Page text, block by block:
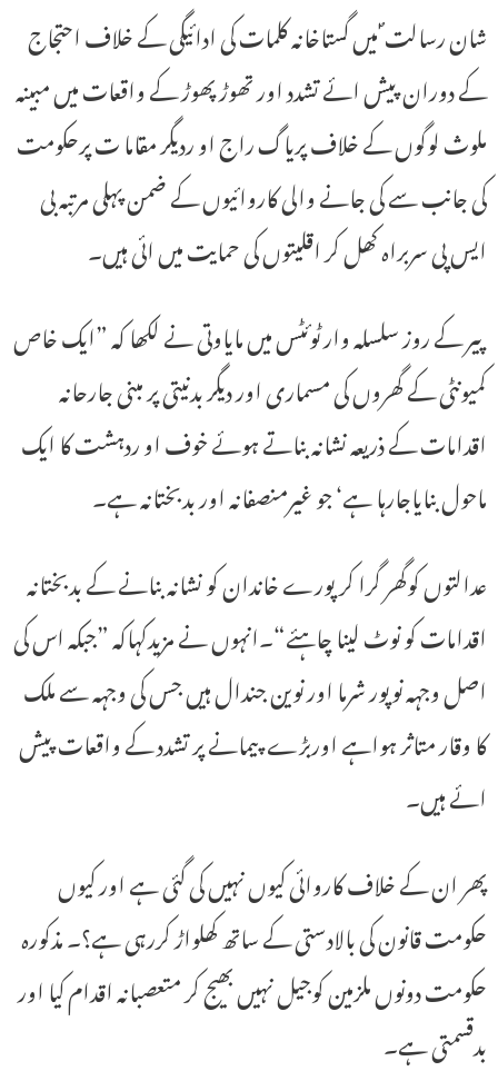
شان رسالت ؐ میں گستاخانہ کلمات کی ادائیگی کے خلاف احتجاج
کے دوران پیش ائے تشدد اور تھوڑ پھوڑ کے واقعات میں مبینہ
ملوث لوگوں کے خلاف پریاگ راج او ردیگر مقاما ت پرحکومت
کی جانب سے کی جانے والی کاروائیوں کے ضمن پہلی مرتبہ بی
ایس پی سربراہ کھل کر اقلیتوں کی حمایت میں ائی ہیں۔
پیر کے روز سلسلہ وار ٹوئٹس میں مایاوتی نے لکھا کہ ”ایک خاص
کمیونٹی کے گھروں کی مسماری اور دیگر بدنیتی پر مبنی جارحانہ
اقدامات کے ذریعہ نشانہ بناتے ہوئے خوف او ردہشت کا ایک
ماحول بنایاجارہا ہے‘ جو غیرمنصفانہ اور بدبختانہ ہے۔
عدالتوں کوگھر گرا کرپورے خاندان کو نشانہ بنانے کے بدبختانہ
اقدامات کو نوٹ لینا چاہئے“۔انہوں نے مزیدکہاکہ ”جبکہ اس کی
اصل وجہہ نوپور شرما اور نوین جندال ہیں جس کی وجہہ سے ملک
کا وقار متاثر ہواہے اوربڑے پیمانے پر تشدد کے واقعات پیش
ائے ہیں۔
پھر ان کے خلاف کاروائی کیوں نہیں کی گئی ہے اور کیوں
حکومت قانون کی بالادستی کے ساتھ کھلواڑ کررہی ہے؟۔ مذکورہ
حکومت دونوں ملزمین کوجیل نہیں بھیج کر متعصبانہ اقدام کیا اور
بدقسمتی ہے۔